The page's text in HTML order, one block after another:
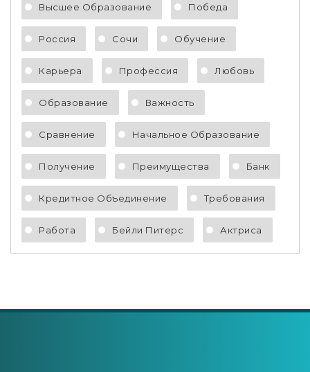
Высшее Образование Победа
Россия Сочи Обучение
Карьера Профессия Любовь
Образование Важность
Сравнение Начальное Образование
Получение Преимущества Банк
Кредитное Объединение Требования
Работа Бейли Питерс Актриса